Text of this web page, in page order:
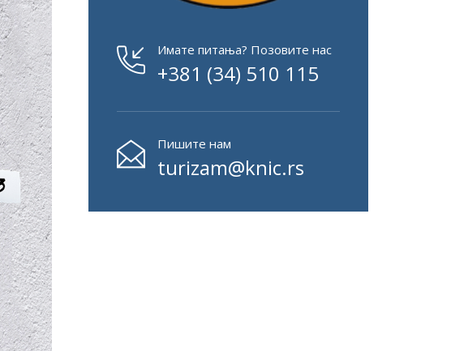
Имате питања? Позовите нас
+381 (34) 510 115
Пишите нам
turizam@knic.rs